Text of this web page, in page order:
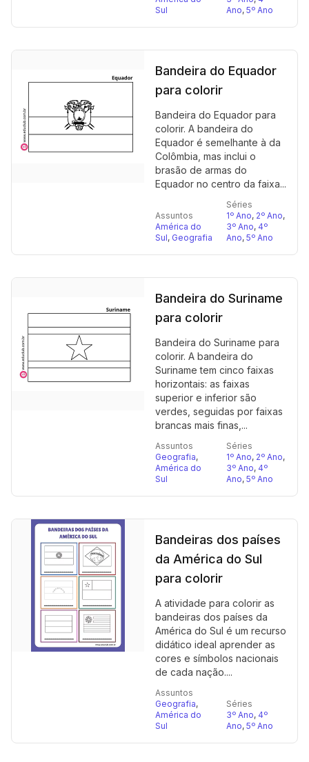
Sul
Ano, 5º Ano
Bandeira do Equador
para colorir
Bandeira do Equador para
colorir. A bandeira do
Equador é semelhante à da
Colômbia, mas inclui o
brasão de armas do
Equador no centro da faixa...
Assuntos
América do
Sul, Geografia
Séries
1º Ano, 2º Ano,
3º Ano, 4º
Ano, 5º Ano
Bandeira do Suriname
para colorir
Bandeira do Suriname para
colorir. A bandeira do
Suriname tem cinco faixas
horizontais: as faixas
superior e inferior são
verdes, seguidas por faixas
brancas mais finas,...
Assuntos
Geografia,
América do
Sul
Séries
1º Ano, 2º Ano,
3º Ano, 4º
Ano, 5º Ano
Bandeiras dos países
da América do Sul
para colorir
A atividade para colorir as
bandeiras dos países da
América do Sul é um recurso
didático ideal aprender as
cores e símbolos nacionais
de cada nação....
Assuntos
Geografia,
América do
Sul
Séries
3º Ano, 4º
Ano, 5º Ano